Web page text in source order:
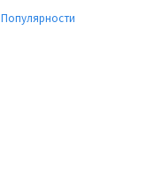
Популярности